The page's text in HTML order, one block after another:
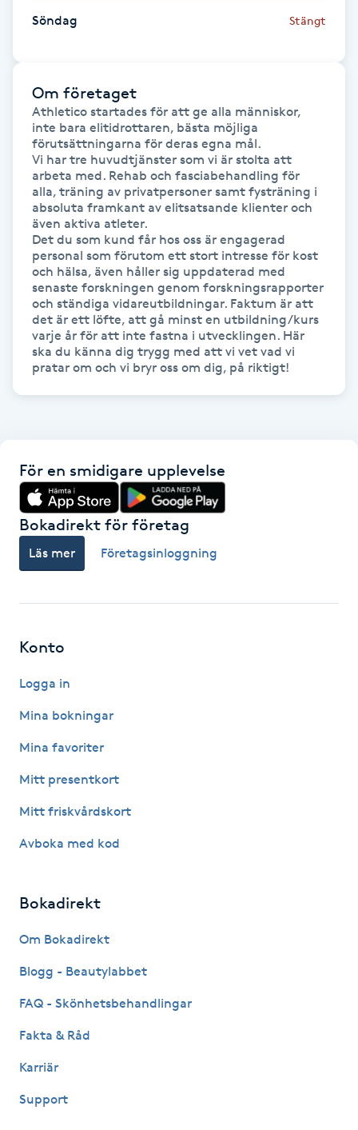
Hollywood Peel
Hot Stone Massage
Hot yoga
Hudföryngring
Huduppstramning
Hudvård
Hyaluronsyra
Hyperhidros
Hypnos
Hårbottenbehandling
Hårförlängning
Hårvård
Hälsa
Hälsprickor
Idrottsmassage
IPL
IR-massage
Japansk massage
K
K18
Kemisk peeling
Keratinbehandling
Söndag Stängt
Om företaget
Athletico startades för att ge alla människor,
inte bara elitidrottaren, bästa möjliga
förutsättningarna för deras egna mål.
Vi har tre huvudtjänster som vi är stolta att
arbeta med. Rehab och fasciabehandling för
alla, träning av privatpersoner samt fysträning i
absoluta framkant av elitsatsande klienter och
även aktiva atleter.
Det du som kund får hos oss är engagerad
personal som förutom ett stort intresse för kost
och hälsa, även håller sig uppdaterad med
senaste forskningen genom forskningsrapporter
och ständiga vidareutbildningar. Faktum är att
det är ett löfte, att gå minst en utbildning/kurs
varje år för att inte fastna i utvecklingen. Här
ska du känna dig trygg med att vi vet vad vi
pratar om och vi bryr oss om dig, på riktigt!
För en smidigare upplevelse
Bokadirekt för företag
Läs mer Företagsinloggning
Konto
Logga in
Mina bokningar
Mina favoriter
Mitt presentkort
Mitt friskvårdskort
Avboka med kod
Bokadirekt
Om Bokadirekt
Blogg - Beautylabbet
FAQ - Skönhetsbehandlingar
Fakta & Råd
Karriär
Support